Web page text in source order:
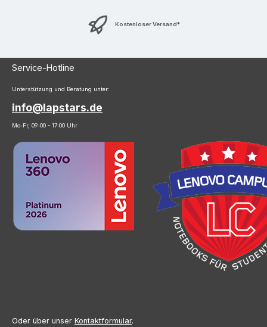
Kostenloser Versand*
Service-Hotline
Unterstützung und Beratung unter:
info@lapstars.de
Mo-Fr, 09:00 - 17:00 Uhr
Oder über unser Kontaktformular.